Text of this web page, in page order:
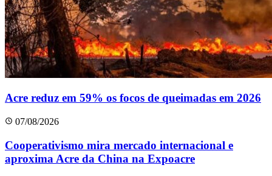
Acre reduz em 59% os focos de queimadas em 2026
07/08/2026
Cooperativismo mira mercado internacional e
aproxima Acre da China na Expoacre